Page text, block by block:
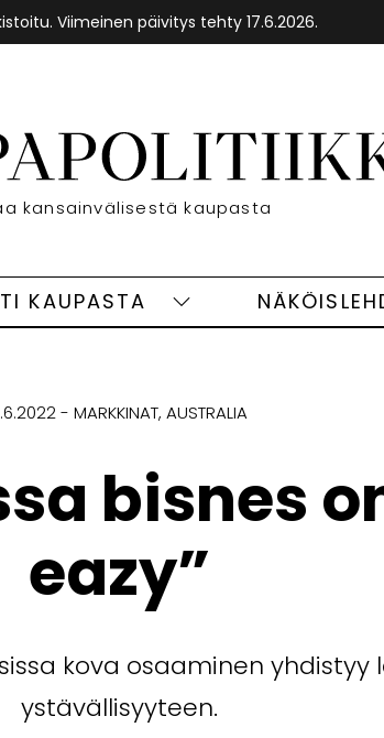
Viimeinen päivitys tehty 17.6.2026.
Etusivu
kansainvälisestä kaupasta
KAUPASTA
Vapaasti
MARKKINAT AUSTRALIA
bisnes
eazy”
kova osaaminen yhdistyy
ystävällisyyteen.